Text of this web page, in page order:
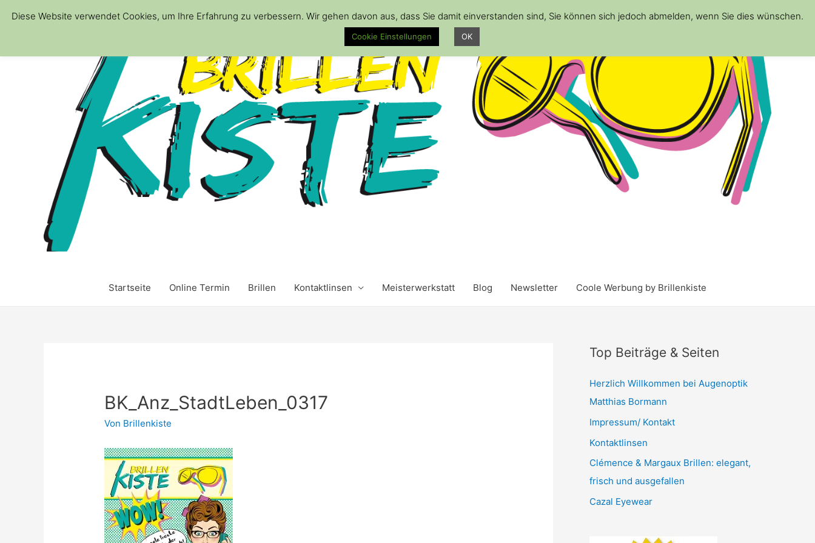
Startseite Online Termin Brillen Kontaktlinsen Meisterwerkstatt Blog Newsletter Coole Werbung by Brillenkiste
BK_Anz_StadtLeben_0317
Von Brillenkiste
Top Beiträge & Seiten
Herzlich Willkommen bei Augenoptik
Matthias Bormann
Impressum/ Kontakt
Kontaktlinsen
Clémence & Margaux Brillen: elegant,
frisch und ausgefallen
Cazal Eyewear
Diese Website verwendet Cookies, um Ihre Erfahrung zu verbessern. Wir gehen davon aus, dass Sie damit einverstanden sind, Sie können sich jedoch abmelden, wenn Sie dies wünschen.
Cookie Einstellungen OK